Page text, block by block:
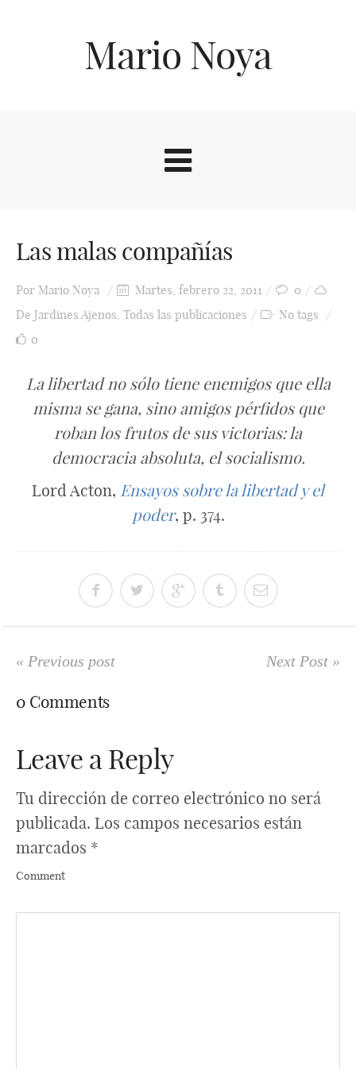
Mario Noya
Las malas compañías
Por Mario Noya Martes, febrero 22, 2011
0
De Jardines Ajenos, Todas las publicaciones
No tags
0
La libertad no sólo tiene enemigos que ella
misma se gana, sino amigos pérfidos que
roban los frutos de sus victorias: la
democracia absoluta, el socialismo.
Lord Acton, Ensayos sobre la libertad y el
poder, p. 374.
« Previous post Next Post »
0 Comments
Leave a Reply
Tu dirección de correo electrónico no será
publicada. Los campos necesarios están
marcados *
Comment